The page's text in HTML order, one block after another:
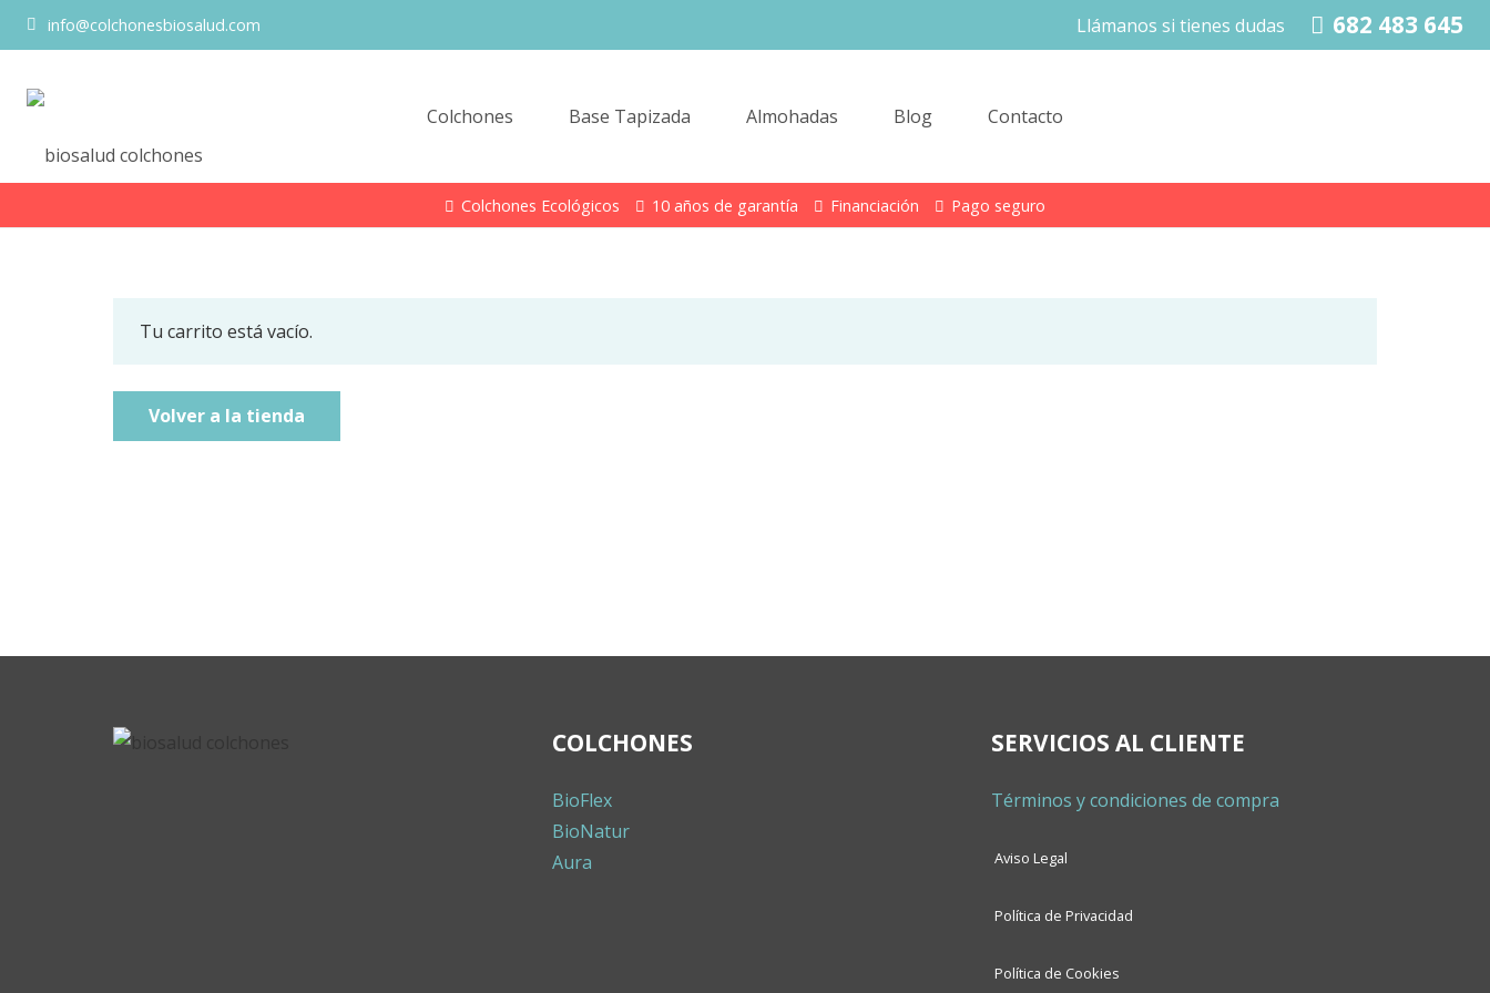
info@colchonesbiosalud.com Llámanos si tienes dudas 682 483 645
Colchones Base Tapizada Almohadas Blog Contacto
Colchones Ecológicos 10 años de garantía Financiación Pago seguro
Tu carrito está vacío.
Volver a la tienda
COLCHONES
BioFlex
BioNatur
Aura
SERVICIOS AL CLIENTE
Términos y condiciones de compra
Aviso Legal
Política de Privacidad
Política de Cookies